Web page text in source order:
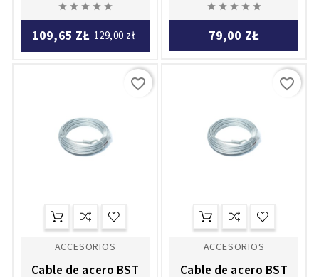
    
109,65 ZŁ 129,00 zł
    
79,00 ZŁ
ACCESORIOS
Cable de acero BST
favorite_border
ACCESORIOS
Cable de acero BST
favorite_border